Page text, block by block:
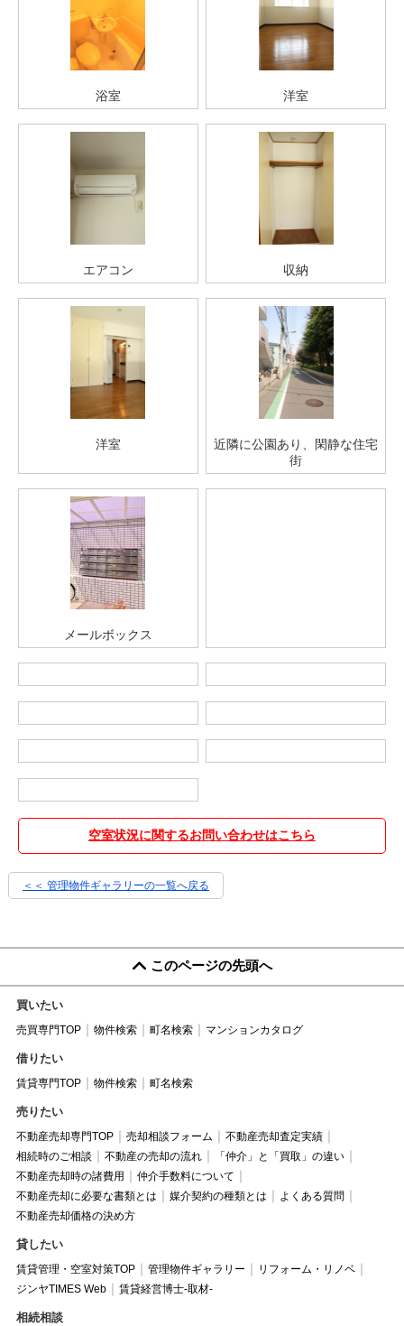
浴室 洋室
エアコン 収納
洋室
近隣に公園あり、閑静な住宅
街
メールボックス
空室状況に関するお問い合わせはこちら
＜＜ 管理物件ギャラリーの一覧へ戻る
このページの先頭へ
買いたい
売買専門TOP 物件検索 町名検索 マンションカタログ
借りたい
賃貸専門TOP 物件検索 町名検索
売りたい
不動産売却専門TOP 売却相談フォーム
不動産売却査定実績
相続時のご相談
不動産の売却の流れ
「仲介」と「買取」の違い
不動産売却時の諸費用
仲介手数料について
不動産売却に必要な書類とは
媒介契約の種類とは
よくある質問
不動産売却価格の決め方
貸したい
賃貸管理・空室対策TOP 管理物件ギャラリー
リフォーム・リノベ
ジンヤTIMES Web
賃貸経営博士-取材-
相続相談